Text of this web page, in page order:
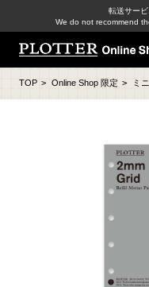
転送サー
We do not recommend
TOP > Online Shop 限定 > ミ